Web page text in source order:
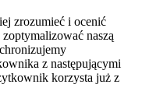
zrozumieć i ocenić
naszą
z następującymi
korzysta już z